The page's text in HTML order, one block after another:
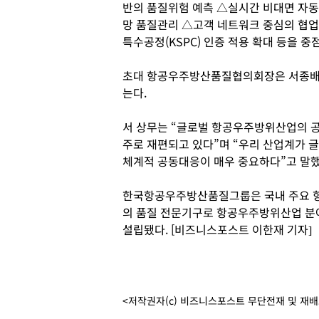
반의 품질위험 예측 △실시간 비대면 자
망 품질관리 △고객 네트워크 중심의 협
특수공정(KSPC) 인증 적용 확대 등을 중
초대 항공우주방산품질협의회장은 서종
는다.
서 상무는 “글로벌 항공우주방위산업의
주로 재편되고 있다”며 “우리 산업계가
체계적 공동대응이 매우 중요하다”고 말
한국항공우주방산품질그룹은 국내 주요
의 품질 전문기구로 항공우주방위산업
설립됐다. [비즈니스포스트 이한재 기자]
<저작권자(c) 비즈니스포스트 무단전재 및 재